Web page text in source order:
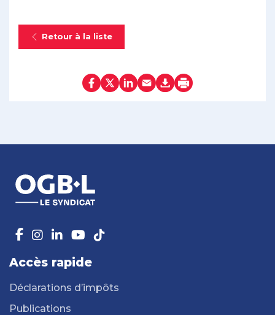
Retour à la liste
Accès rapide
Déclarations d’impôts
Publications